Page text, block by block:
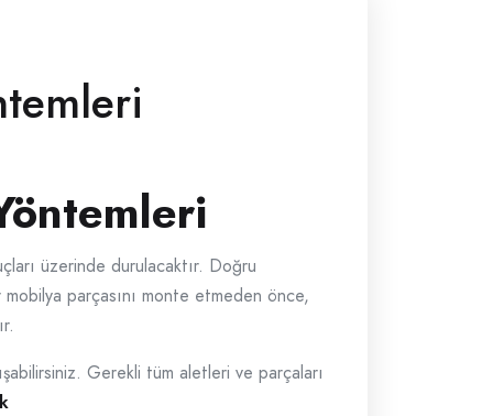
üzerinde durulacaktır. Doğru
parçasını monte etmeden önce,
Gerekli tüm aletleri ve parçaları